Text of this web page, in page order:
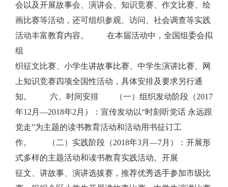
会以及开展故事会、演讲会、知识竞赛、作文比赛、绘
画比赛等活动，还可组织参观、访问、社会调查等实践
活动丰富教育内容。 在本届活动中，全国组委会拟
组
织征文比赛、小学生讲故事比赛、中学生演讲比赛、网
上知识竞赛四项全国性活动，具体安排及要求另行通
知。 六、时间安排 （一）组织发动阶段（2017
年12月—2018年2月）：宣传发动以“时刻听党话 永远跟
党走”为主题的读书教育活动和活动用书征订工
作。 （二）实践阶段（2018年3月—7月）：开展形
式多样的主题活动和读书教育实践活动。开展
征文、讲故事、演讲选拔赛，推荐优秀选手参加市级比